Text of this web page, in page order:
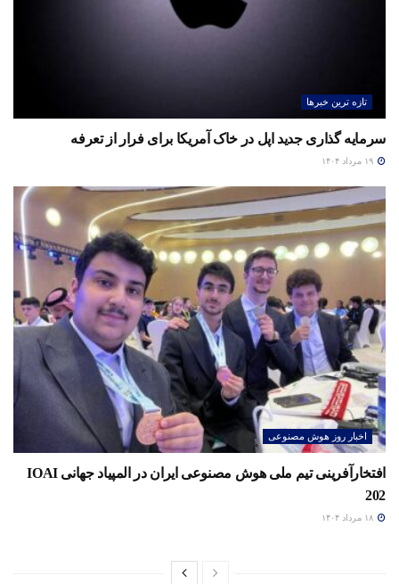
تازه ترین خبرها
سرمایه گذاری جدید اپل در خاک آمریکا برای فرار از تعرفه
اخبار روز هوش مصنوعی
افتخارآفرینی تیم ملی هوش مصنوعی ایران در المپیاد جهانی IOAI
202